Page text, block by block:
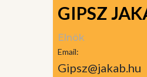
GIPSZ
Elnök
Email:
Gipsz@jakab.hu